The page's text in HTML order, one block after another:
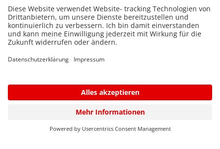
© 2026 Katholisches Kinderkrankenhaus WILHELMSTIFT